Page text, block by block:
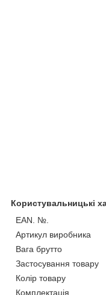
Користувальницькі
EAN. №.
Артикул виробника
Вага брутто
Застосування товару
Колір товару
Комплектація